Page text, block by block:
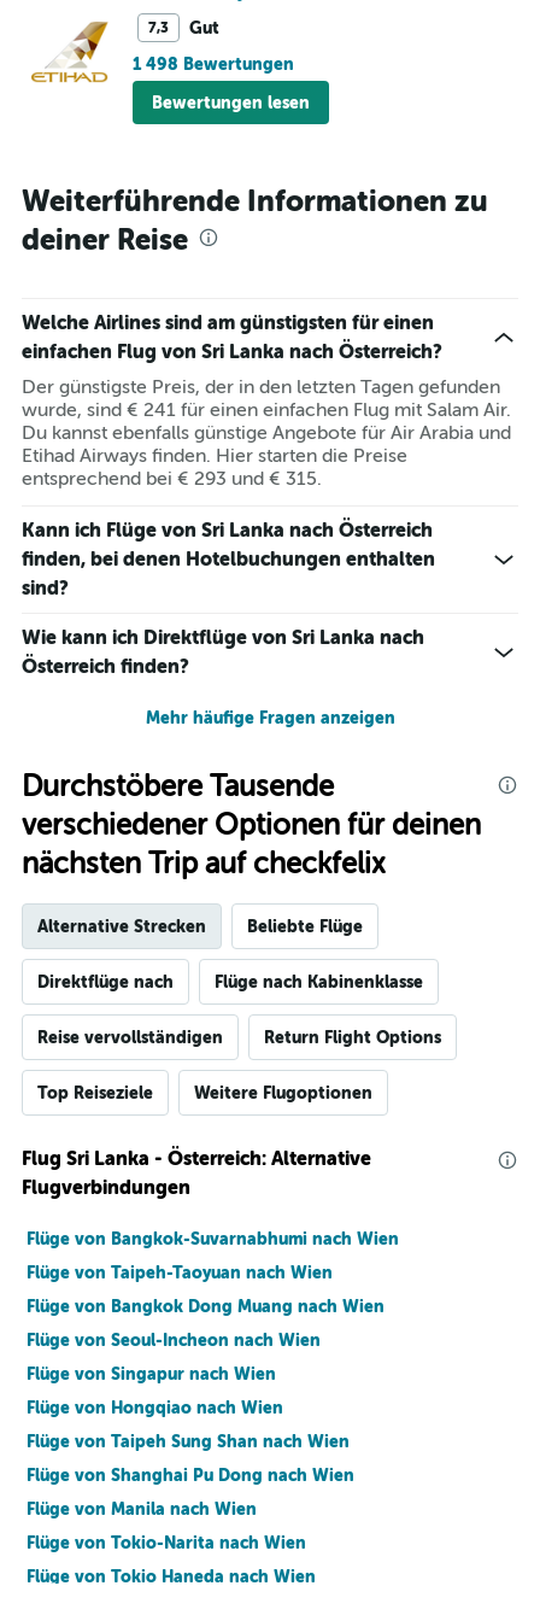
7,3
Gut
1 498 Bewertungen
Bewertungen lesen
Weiterführende Informationen zu
deiner Reise
Welche Airlines sind am günstigsten für einen
einfachen Flug von Sri Lanka nach Österreich?
Der günstigste Preis, der in den letzten Tagen gefunden
wurde, sind € 241 für einen einfachen Flug mit Salam Air.
Du kannst ebenfalls günstige Angebote für Air Arabia und
Etihad Airways finden. Hier starten die Preise
entsprechend bei € 293 und € 315.
Kann ich Flüge von Sri Lanka nach Österreich
finden, bei denen Hotelbuchungen enthalten
sind?
Wie kann ich Direktflüge von Sri Lanka nach
Österreich finden?
Mehr häufige Fragen anzeigen
Durchstöbere Tausende
verschiedener Optionen für deinen
nächsten Trip auf checkfelix
Alternative Strecken Beliebte Flüge
Direktflüge nach Flüge nach Kabinenklasse
Reise vervollständigen Return Flight Options
Top Reiseziele Weitere Flugoptionen
Flug Sri Lanka - Österreich: Alternative
Flugverbindungen
Flüge von Bangkok-Suvarnabhumi nach Wien
Flüge von Taipeh-Taoyuan nach Wien
Flüge von Bangkok Dong Muang nach Wien
Flüge von Seoul-Incheon nach Wien
Flüge von Singapur nach Wien
Flüge von Hongqiao nach Wien
Flüge von Taipeh Sung Shan nach Wien
Flüge von Shanghai Pu Dong nach Wien
Flüge von Manila nach Wien
Flüge von Tokio-Narita nach Wien
Flüge von Tokio Haneda nach Wien